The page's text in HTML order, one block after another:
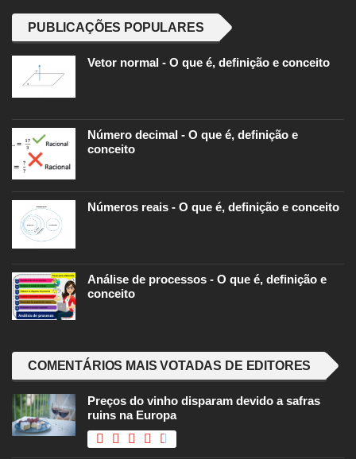
PUBLICAÇÕES POPULARES
Vetor normal - O que é, definição e conceito
Número decimal - O que é, definição e
conceito
Números reais - O que é, definição e conceito
Análise de processos - O que é, definição e
conceito
COMENTÁRIOS MAIS VOTADAS DE EDITORES
Preços do vinho disparam devido a safras
ruins na Europa